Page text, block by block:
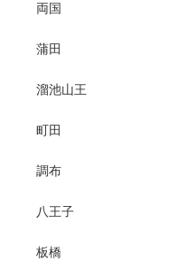
両国
蒲田
溜池山王
町田
調布
八王子
板橋